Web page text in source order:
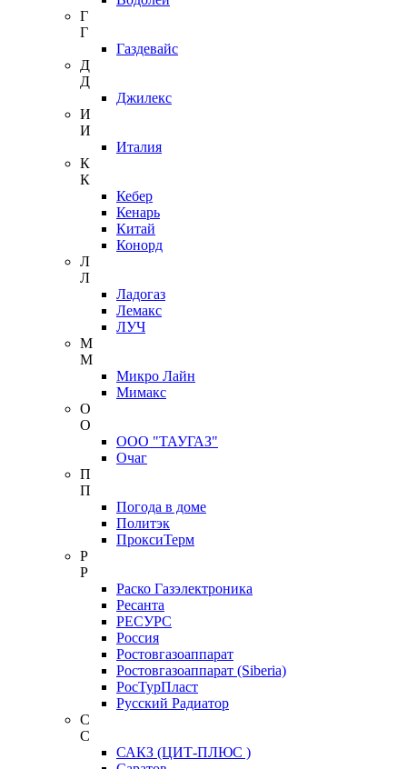
Г
Г
Газдевайс
Д
Д
Джилекс
И
И
Италия
К
К
Кебер
Кенарь
Китай
Конорд
Л
Л
Ладогаз
Лемакс
ЛУЧ
М
М
Микро Лайн
Мимакс
О
О
ООО "ТАУГАЗ"
Очаг
П
П
Погода в доме
Политэк
ПроксиТерм
Р
Р
Раско Газэлектроника
Ресанта
РЕСУРС
Россия
Ростовгазоаппарат
Ростовгазоаппарат (Siberia)
РосТурПласт
Русский Радиатор
С
С
САКЗ (ЦИТ-ПЛЮС )